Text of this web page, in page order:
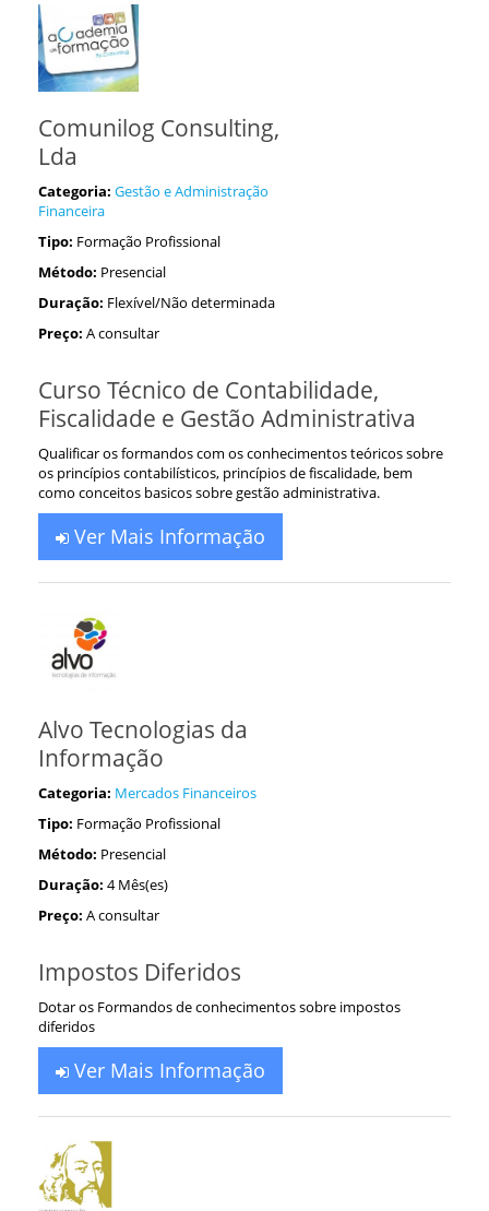
Comunilog Consulting,
Lda
Categoria: Gestão e Administração
Financeira
Tipo: Formação Profissional
Método: Presencial
Duração: Flexível/Não determinada
Preço: A consultar
Curso Técnico de Contabilidade,
Fiscalidade e Gestão Administrativa
Qualificar os formandos com os conhecimentos teóricos sobre
os princípios contabilísticos, princípios de fiscalidade, bem
como conceitos basicos sobre gestão administrativa.
Ver Mais Informação
Alvo Tecnologias da
Informação
Categoria: Mercados Financeiros
Tipo: Formação Profissional
Método: Presencial
Duração: 4 Mês(es)
Preço: A consultar
Impostos Diferidos
Dotar os Formandos de conhecimentos sobre impostos
diferidos
Ver Mais Informação